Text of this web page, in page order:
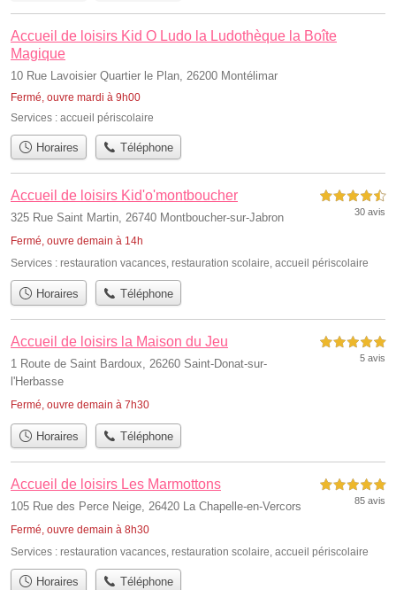
Accueil de loisirs Kid O Ludo la Ludothèque la Boîte
Magique
10 Rue Lavoisier Quartier le Plan, 26200 Montélimar
Fermé, ouvre mardi à 9h00
Services : accueil périscolaire
Horaires Téléphone
Accueil de loisirs Kid'o'montboucher
325 Rue Saint Martin, 26740 Montboucher-sur-Jabron
Fermé, ouvre demain à 14h
4,5 étoiles sur 5
30 avis
Services : restauration vacances, restauration scolaire, accueil périscolaire
Horaires Téléphone
Accueil de loisirs la Maison du Jeu
1 Route de Saint Bardoux, 26260 Saint-Donat-sur-
l'Herbasse
Fermé, ouvre demain à 7h30
5,0 étoiles sur 5
5 avis
Horaires Téléphone
Accueil de loisirs Les Marmottons
105 Rue des Perce Neige, 26420 La Chapelle-en-Vercors
Fermé, ouvre demain à 8h30
5,0 étoiles sur 5
85 avis
Services : restauration vacances, restauration scolaire, accueil périscolaire
Horaires Téléphone